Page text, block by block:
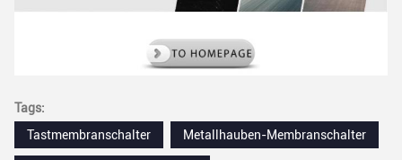
Tags:
Tastmembranschalter
Metallhauben-Membranschalter